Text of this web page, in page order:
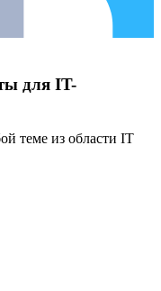
для IT-
теме из области IT